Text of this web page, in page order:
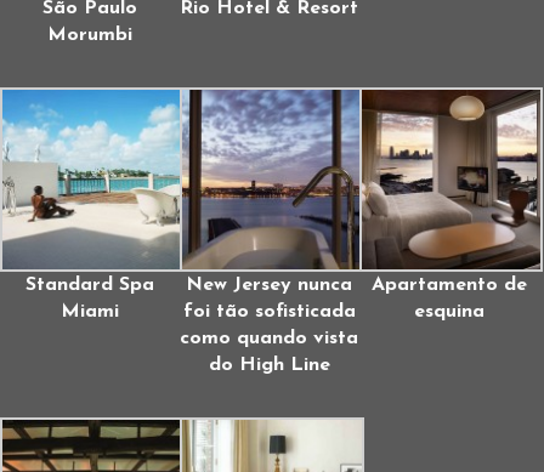
São Paulo
Morumbi
Rio Hotel & Resort
Standard Spa
Miami
New Jersey nunca
foi tão sofisticada
como quando vista
do High Line
Apartamento de
esquina